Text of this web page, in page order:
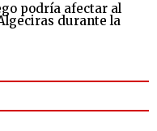
podría afectar al
durante la